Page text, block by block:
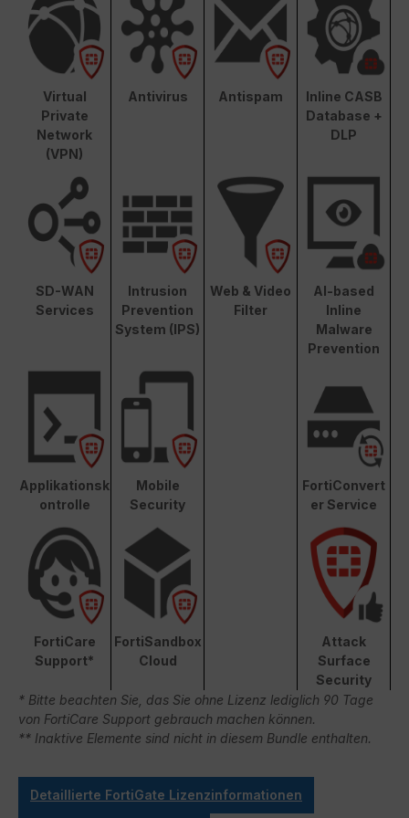
Virtual
Private
Network
(VPN)
Antivirus Antispam
Inline CASB
Database +
DLP
SD-WAN
Services
Intrusion
Prevention
System (IPS)
Web & Video
Filter
AI-based
Inline
Malware
Prevention
Applikationsk
ontrolle
Mobile
Security
FortiConvert
er Service
FortiCare
Support*
FortiSandbox
Cloud
Attack
Surface
Security
* Bitte beachten Sie, das Sie ohne Lizenz lediglich 90 Tage
von FortiCare Support gebrauch machen können.
** Inaktive Elemente sind nicht in diesem Bundle enthalten.
Detaillierte FortiGate Lizenzinformationen